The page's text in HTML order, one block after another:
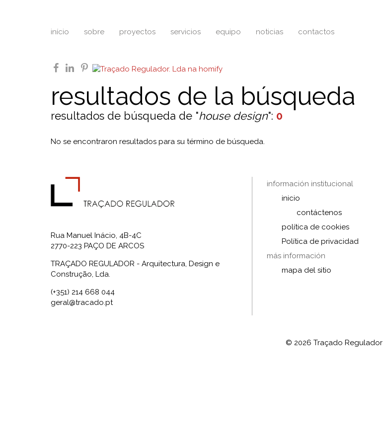
início sobre proyectos servicios equipo noticias contactos
facebook
linkedin
pinterest
resultados de la búsqueda
resultados de búsqueda de "house design": 0
No se encontraron resultados para su término de búsqueda.
Rua Manuel Inácio, 4B-4C
2770-223 PAÇO DE ARCOS
TRAÇADO REGULADOR - Arquitectura, Design e
Construção, Lda.
(+351) 214 668 044
geral@tracado.pt
información institucional
inicio
contáctenos
política de cookies
Política de privacidad
más información
mapa del sitio
© 2026 Traçado Regulador